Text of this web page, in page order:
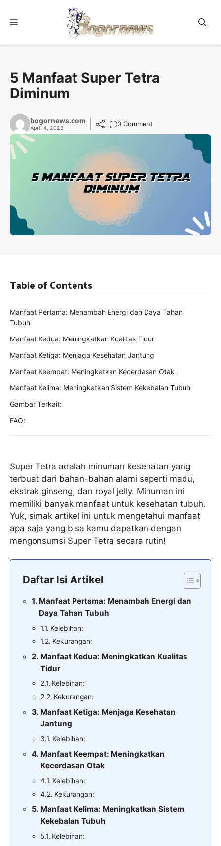
Menu
5 Manfaat Super Tetra
Diminum
bogornews.com
April 4, 2023
0 Comment
Super Tetra adalah minuman kesehatan yang
terbuat dari bahan-bahan alami seperti madu,
ekstrak ginseng, dan royal jelly. Minuman ini
memiliki banyak manfaat untuk kesehatan tubuh.
Yuk, simak artikel ini untuk mengetahui manfaat
apa saja yang bisa kamu dapatkan dengan
mengonsumsi Super Tetra secara rutin!
Daftar Isi Artikel
Manfaat Pertama: Menambah Energi dan
Daya Tahan Tubuh
Kelebihan:
Kekurangan:
Manfaat Kedua: Meningkatkan Kualitas
Tidur
Kelebihan:
Kekurangan:
Manfaat Ketiga: Menjaga Kesehatan
Jantung
Kelebihan:
Manfaat Keempat: Meningkatkan
Kecerdasan Otak
Kelebihan:
Kekurangan:
Manfaat Kelima: Meningkatkan Sistem
Kekebalan Tubuh
Kelebihan:
Table of Contents
Manfaat Pertama: Menambah Energi dan Daya Tahan
Tubuh
Manfaat Kedua: Meningkatkan Kualitas Tidur
Manfaat Ketiga: Menjaga Kesehatan Jantung
Manfaat Keempat: Meningkatkan Kecerdasan Otak
Manfaat Kelima: Meningkatkan Sistem Kekebalan Tubuh
Gambar Terkait:
FAQ: